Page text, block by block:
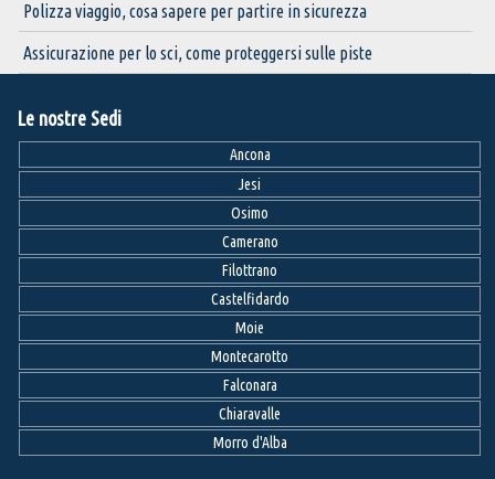
Polizza viaggio, cosa sapere per partire in sicurezza
Assicurazione per lo sci, come proteggersi sulle piste
Le nostre Sedi
Ancona
Jesi
Osimo
Camerano
Filottrano
Castelfidardo
Moie
Montecarotto
Falconara
Chiaravalle
Morro d'Alba